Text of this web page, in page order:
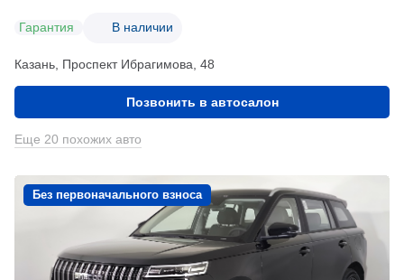
Гарантия В наличии
Казань, Проспект Ибрагимова, 48
Позвонить в автосалон
Еще 20 похожих авто
Без первоначального взноса